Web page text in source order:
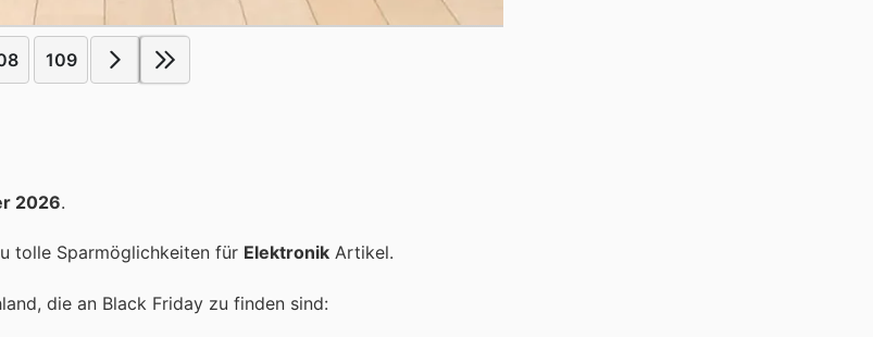
109
2026.
tolle Sparmöglichkeiten für Elektronik Artikel.
die an Black Friday zu finden sind: